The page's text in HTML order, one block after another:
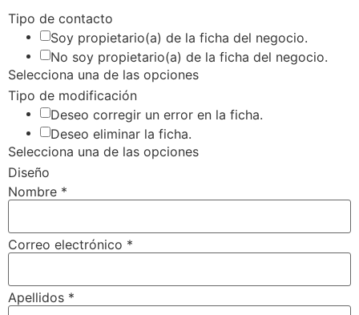
Tipo de contacto
Soy propietario(a) de la ficha del negocio.
No soy propietario(a) de la ficha del negocio.
Selecciona una de las opciones
Tipo de modificación
Deseo corregir un error en la ficha.
Deseo eliminar la ficha.
Selecciona una de las opciones
Diseño
Nombre *
Correo electrónico *
Apellidos *